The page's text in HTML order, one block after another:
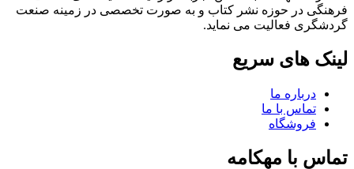
فرهنگی در حوزه نشر کتاب و به صورت تخصصی در زمینه صنعت
گردشگری فعالیت می نماید.
لینک های سریع
درباره ما
تماس با ما
فروشگاه
تماس با مهکامه